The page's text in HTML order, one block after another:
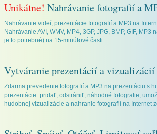
Unikátne! Nahrávanie fotografií a
Nahrávanie videí, prezentácie fotografií a MP3 na
Nahrávanie AVI, WMV, MP4, 3GP, JPG, BMP, GIF,
je to potrebné) na 15-minútové časti.
Vytváranie prezentácií a vizualizácií
Zdarma prevedenie fotografií a MP3 na prezentáciu s
prezentácie: pridať, odstrániť, náhodné fotografie,
hudobnej vizualizácie a nahranie fotografií na Internet